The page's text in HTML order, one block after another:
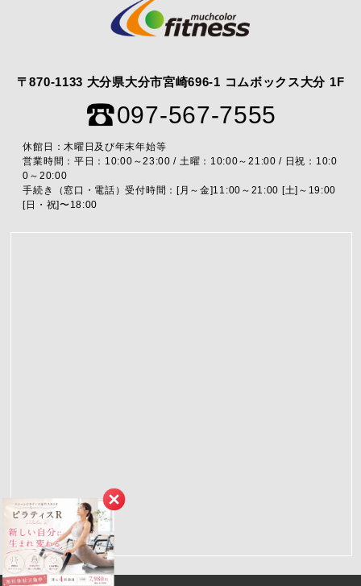
〒870-1133 大分県大分市宮崎696-1 コムボックス大分 1F
097-567-7555
休館日：木曜日及び年末年始等
営業時間：平日：10:00～23:00 / 土曜：10:00～21:00 / 日祝：10:0
0～20:00
手続き（窓口・電話）受付時間：[月～金]11:00～21:00 [土]～19:00
[日・祝]〜18:00